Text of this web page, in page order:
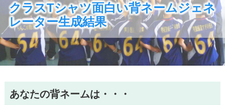
クラスTシャツ面白い背ネームジェネ
レーター生成結果
あなたの背ネームは・・・